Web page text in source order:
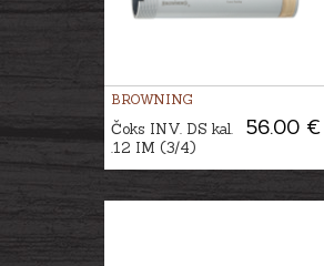
BROWNING
56.00 €
Čoks INV. DS kal.
.12 IM (3/4)